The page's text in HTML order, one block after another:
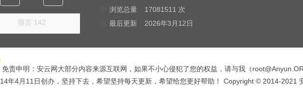
留言 142
浏览总量
17081511 次
最后更新
2026年3月12日
免责申明：安云网大部分内容来源互联网，如果不小心侵犯了您的权益，请与我（
年4月11日创办，坚持下去，希望坚持每天更新，希望给您更好帮助！ Copyright © 2014-2021